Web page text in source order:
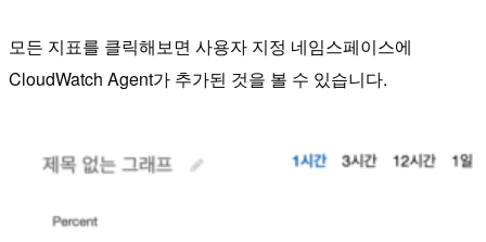
모든 지표를 클릭해보면 사용자 지정 네임스페이스에
CloudWatch Agent가 추가된 것을 볼 수 있습니다.